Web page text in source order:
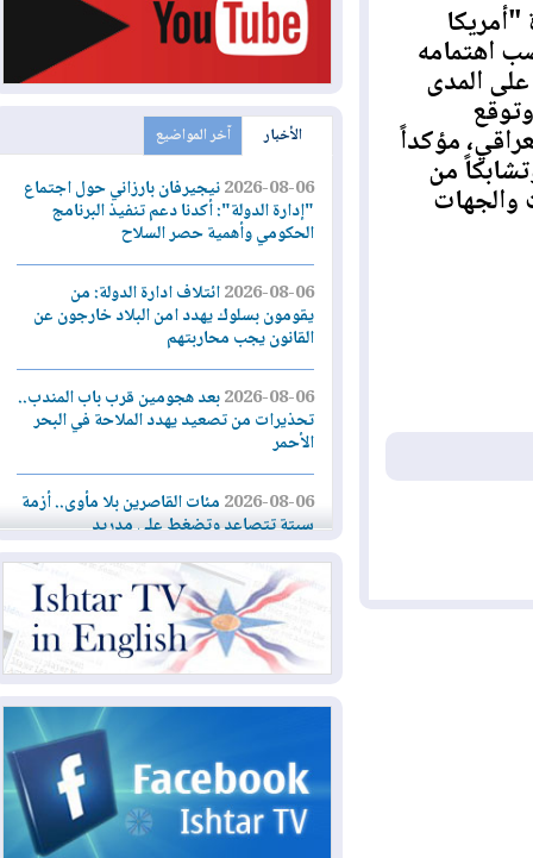
المدى
مؤكداً
من
الأخبار آخر المواضيع
2026-08-06نيجيرفان بارزاني حول اجتماع
"إدارة الدولة": أكدنا دعم تنفيذ البرنامج
الحكومي وأهمية حصر السلاح
2026-08-06ائتلاف ادارة الدولة: من
يقومون بسلوك يهدد امن البلاد خارجون عن
القانون يجب محاربتهم
2026-08-06بعد هجومين قرب باب المندب..
تحذيرات من تصعيد يهدد الملاحة في البحر
الأحمر
2026-08-06مئات القاصرين بلا مأوى.. أزمة
سبتة تتصاعد وتضغط على مدريد
2026-08-05
لمدة عام.. بدء توريد 100
مليون قدم مكعب يومياً من غاز كورمور في
إقليم كوردستان إلى وزارة الكهرباء العراقية
ملامح أخطر التحديات التي تواجه العراق
2026-08-05
حرائق فرنسا.. توقيف 402
شخص بينهم 156 قاصرا منذ بداية موسم
الحرائق